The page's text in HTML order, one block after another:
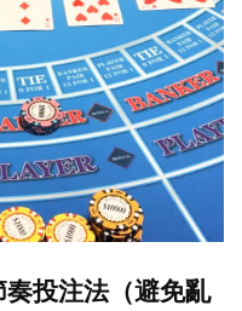
投注法（避免亂